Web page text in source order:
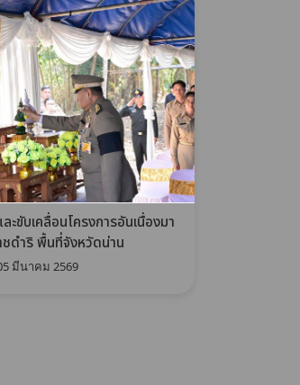
ขับเคลื่อนโครงการอันเนื่องมา
ชดำริ พื้นที่จังหวัดน่าน
มีนาคม 2569